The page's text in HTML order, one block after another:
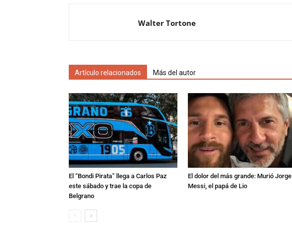
Walter Tortone
Artículo relacionados Más del autor
El “Bondi Pirata” llega a Carlos Paz
este sábado y trae la copa de
Belgrano
El dolor del más grande: Murió Jorge
Messi, el papá de Lio